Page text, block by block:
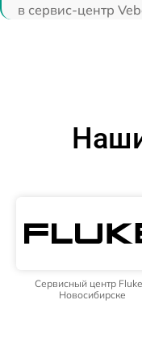
в сервис-центр
Сервисный центр
Новосибирске